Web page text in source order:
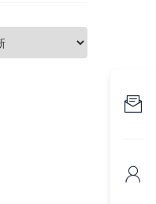

